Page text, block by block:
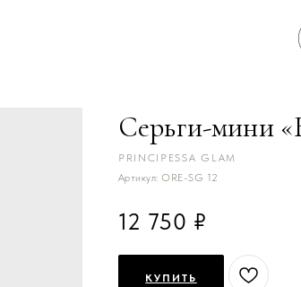
Серьги-мини
PRINCIPESSA GLAM
Артикул: ORE-SG 12
12 750
КУПИТЬ